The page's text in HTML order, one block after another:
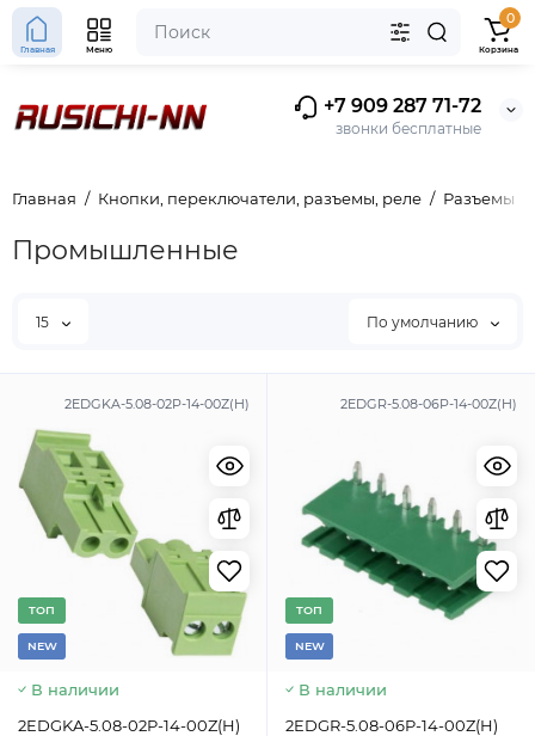
+7 909 287 71-72
звонки бесплатные
Главная Меню
0
Корзина
Главная Кнопки, переключатели, разъемы, реле Разъемы
Промышленные
15 По умолчанию
2EDGKA-5.08-02P-14-00Z(H)
TОП
NEW
В наличии
2EDGKA-5.08-02P-14-00Z(H)
2EDGR-5.08-06P-14-00Z(H)
TОП
NEW
В наличии
2EDGR-5.08-06P-14-00Z(H)